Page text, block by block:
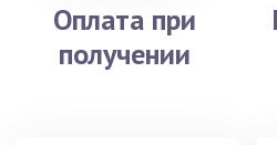
Оплата при
получении